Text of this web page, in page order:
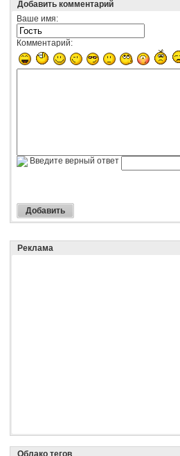
Добавить комментарий
Ваше имя:
Комментарий:
Введите верный ответ
Реклама
Облако тегов